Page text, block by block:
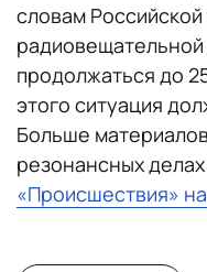
словам
продолжаться до
этого ситуация
Больше
резонансных
«Происшествия»